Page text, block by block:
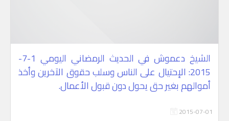
الشيخ دعموش في الحديث الرمضاني اليومي 1-7-
2015: الإحتيال على الناس وسلب حقوق الآخرين وأخذ
أموالهم بغير حق يحول دون قبول الأعمال.
2015-07-01